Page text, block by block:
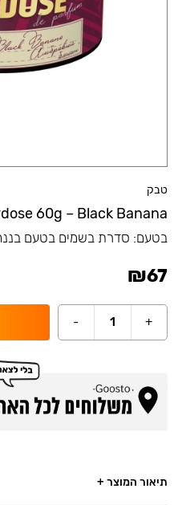
טבק
60g – Black Banana
בטעם: סדרת בשמים בטעם
₪67
+
1
-
תיאור המוצר +